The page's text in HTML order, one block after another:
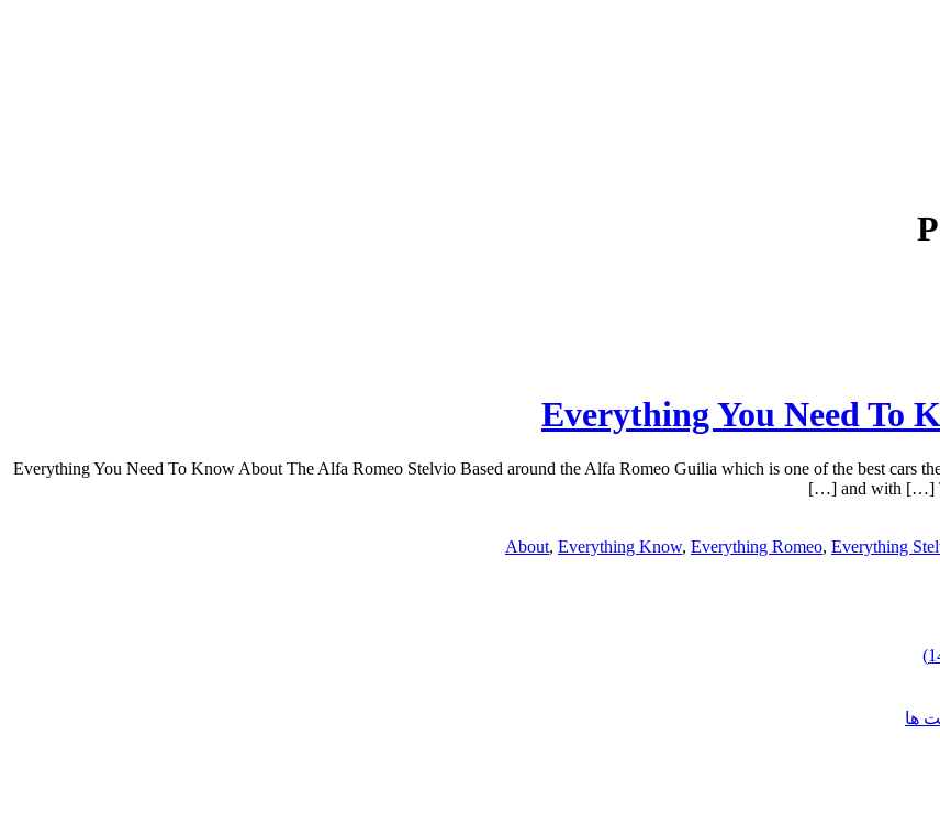
Everything You Need To
Everything You Need To Know About The Alfa Romeo Stelvio Based around the Alfa Romeo Guilia which is one of the best cars
and with […]
About, Everything Know, Everything Romeo, Everything
ها